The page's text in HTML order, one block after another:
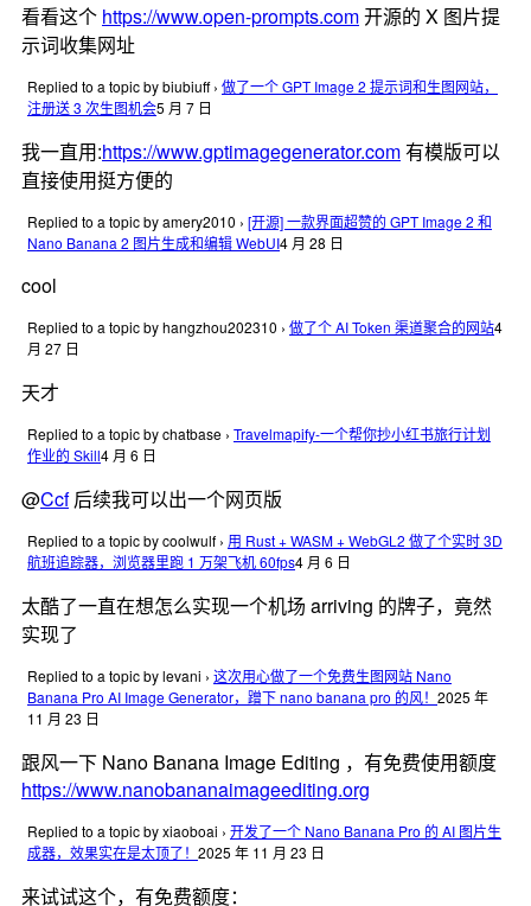
看看这个 https://www.open-prompts.com开源的 X 图片提
示词收集网址
Replied to a topic by biubiuff› 做了一个 GPT Image 2 提示词和生图网站，
注册送 3 次生图机会5 月 7 日
我一直用:https://www.gptimagegenerator.com有模版可以
直接使用挺方便的
Replied to a topic by amery2010 › [开源] 一款界面超赞的 GPT Image 2 和
Nano Banana 2 图片生成和编辑 WebUI4 月 28 日
cool
Replied to a topic by hangzhou202310 › 做了个 AI Token 渠道聚合的网站4
月 27 日
天才
Replied to a topic by chatbase › Travelmapify-一个帮你抄小红书旅行计划
作业的 Skill4 月 6 日
@Ccf后续我可以出一个网页版
Replied to a topic by coolwulf › 用 Rust + WASM + WebGL2 做了个实时 3D
航班追踪器，浏览器里跑 1 万架飞机 60fps4 月 6 日
太酷了一直在想怎么实现一个机场 arriving 的牌子，竟然
实现了
Replied to a topic by levani › 这次用心做了一个免费生图网站 Nano
Banana Pro AI Image Generator，蹭下 nano banana pro 的风！ 2025 年
11 月 23 日
跟风一下 Nano Banana Image Editing ，有免费使用额度
https://www.nanobananaimageediting.org
Replied to a topic by xiaoboai › 开发了一个 Nano Banana Pro 的 AI 图片生
成器，效果实在是太顶了！ 2025 年 11 月 23 日
来试试这个，有免费额度：